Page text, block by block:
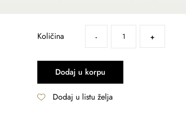
Količina - +
Dodaj u korpu
Dodaj u listu želja